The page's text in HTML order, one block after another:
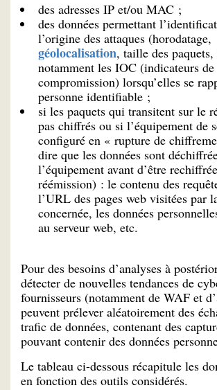
des adresses IP et/ou MAC ;
des données permettant
l’origine des attaques (horodatage,
géolocalisation, taille des
notamment les IOC (indicateurs de
compromission) lorsqu’elles se
personne identifiable ;
si les paquets qui transitent sur le
pas chiffrés ou si l’équipement de
configuré en « rupture de
dire que les données sont
l’équipement avant d’être
réémission) : le contenu des
l’URL des pages web visitées par
concernée, les données
au serveur web, etc.
Pour des besoins d’analyses à
détecter de nouvelles tendances de
fournisseurs (notamment de WAF et
peuvent prélever aléatoirement des
trafic de données, contenant des
pouvant contenir des données
Le tableau ci-dessous récapitule les
en fonction des outils considérés.